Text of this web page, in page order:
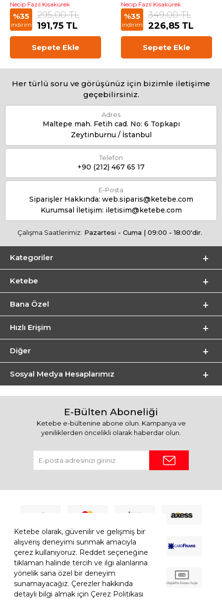
Ketebe olarak, güvenilir ve gelişmiş bir
alışveriş deneyimi sunmak amacıyla
çerez kullanıyoruz. Reddet seçeneğine
tıklaman halinde tercih ve ilgi alanlarına
yönelik sana özel bir deneyim
sunamayacağız. Çerezler hakkında
detaylı bilgi almak için Çerez Politikası
Necip Fazıl Kısakürek
%35
indirim
295,00 TL
191,75 TL
Sepete Ekle
Necip Fazıl Kısakürek
%35
indirim
349,00 TL
226,85 TL
Sepete Ekle
Her türlü soru ve görüşünüz için bizimle iletişime
geçebilirsiniz.
Adres
Maltepe mah. Fetih cad. No: 6 Topkapı
Zeytinburnu / İstanbul
Telefon
+90 (212) 467 65 17
E-Posta
Siparişler Hakkında: web.siparis@ketebe.com
Kurumsal İletişim: iletisim@ketebe.com
Çalışma Saatlerimiz: Pazartesi - Cuma | 09:00 - 18:00'dir.
Kategoriler
Ketebe
Bana Özel
Hızlı Erişim
Diğer
Sosyal Medya Hesaplarımız
E-Bülten Aboneliği
Ketebe e-bültenine abone olun. Kampanya ve
yeniliklerden öncelikli olarak haberdar olun.